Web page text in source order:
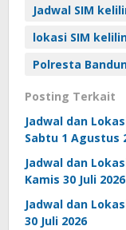
Jadwal SIM
lokasi SIM
Polresta
Posting Terkait
Jadwal dan
Sabtu 1 Agustus
Jadwal dan
Kamis 30 Juli 2026
Jadwal dan
30 Juli 2026